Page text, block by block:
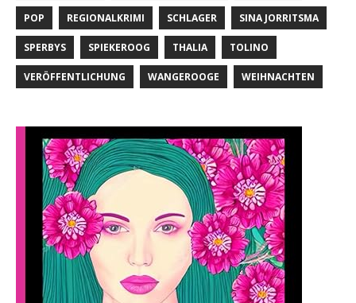
POP REGIONALKRIMI SCHLAGER SINA JORRITSMA
SPERBYS SPIEKEROOG THALIA TOLINO
VERÖFFENTLICHUNG WANGEROOGE WEIHNACHTEN